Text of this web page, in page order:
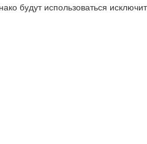
будут использоваться